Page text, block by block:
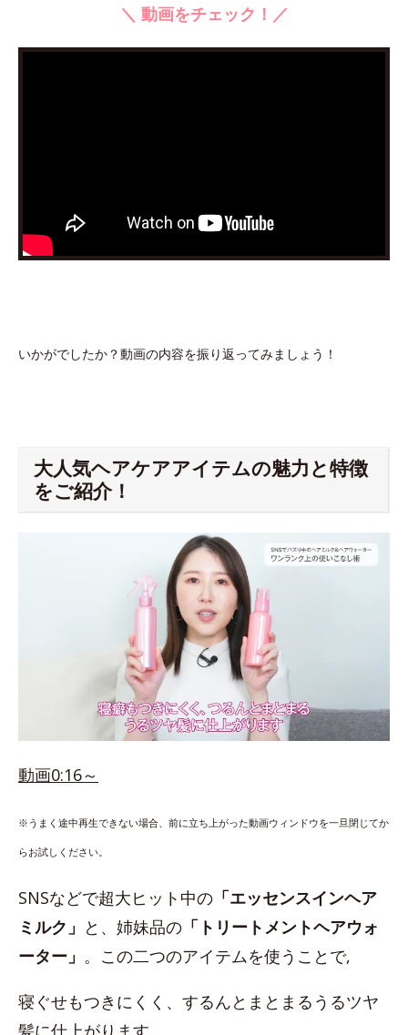
＼ 動画をチェック！／
いかがでしたか？動画の内容を振り返ってみましょう！
大人気ヘアケアアイテムの魅力と特徴
をご紹介！
動画0:16～
※うまく途中再生できない場合、前に立ち上がった動画ウィンドウを一旦閉じてか
らお試しください。
SNSなどで超大ヒット中の 「エッセンスインヘア
ミルク」 と、姉妹品の 「トリートメントヘアウォ
ーター」 。この二つのアイテムを使うことで,
寝ぐせもつきにくく、するんとまとまるうるツヤ